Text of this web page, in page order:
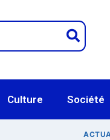
Culture Société